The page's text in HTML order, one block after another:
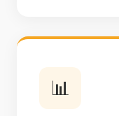
📊